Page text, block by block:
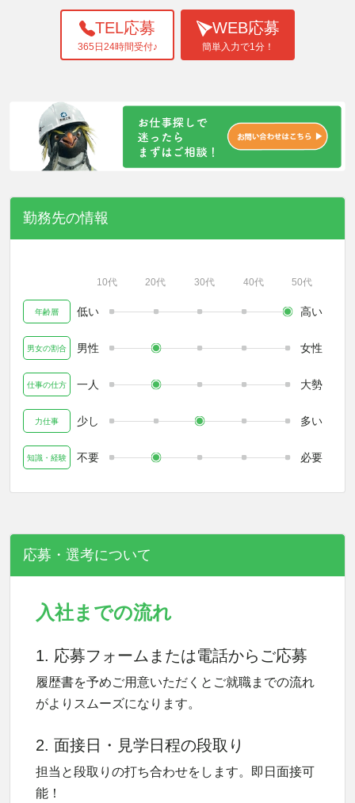
WEB応募
簡単入力で1分！
TEL応募
365日24時間受付♪
勤務先の情報
10代 20代 30代 40代 50代
年齢層 低い 高い
男女の割合 男性 女性
仕事の仕方 一人 大勢
力仕事 少し 多い
知識・経験 不要 必要
応募・選考について
入社までの流れ
1. 応募フォームまたは電話からご応募
履歴書を予めご用意いただくとご就職までの流れ
がよりスムーズになります。
2. 面接日・見学日程の段取り
担当と段取りの打ち合わせをします。即日面接可
能！